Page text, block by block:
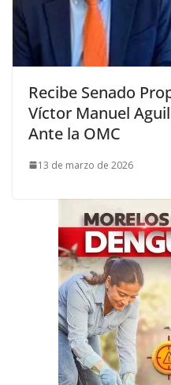
Recibe Senado
Víctor Manuel
Ante la OMC
13 de marzo de 2026